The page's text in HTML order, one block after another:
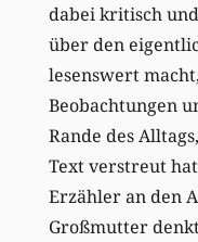
dabei kritisch
über den
lesenswert
Beobachtungen
Rande des
Text verstreut
Erzähler an den
Großmutter